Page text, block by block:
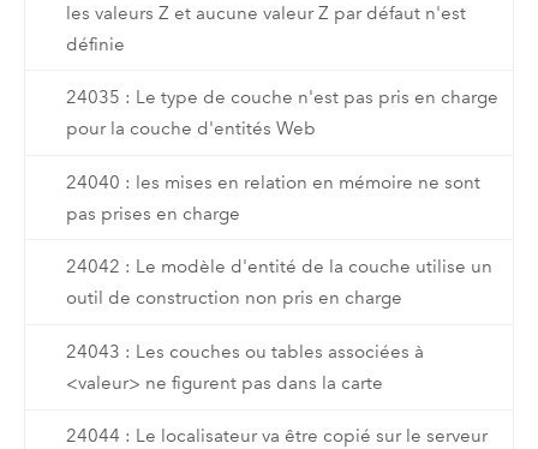
les valeurs Z et aucune valeur Z par défaut n'est
définie
24035 : Le type de couche n'est pas pris en charge
pour la couche d'entités Web
24040 : les mises en relation en mémoire ne sont
pas prises en charge
24042 : Le modèle d'entité de la couche utilise un
outil de construction non pris en charge
24043 : Les couches ou tables associées à
<valeur> ne figurent pas dans la carte
24044 : Le localisateur va être copié sur le serveur